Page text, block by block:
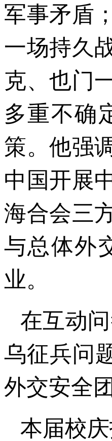
军事矛盾
一场持久
克、也门
多重不确
策。他强
中国开展
海合会三
与总体外
业。
在互动
乌征兵问
外交安全
本届校